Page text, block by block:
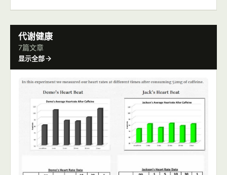
代谢健康
7篇文章
显示全部